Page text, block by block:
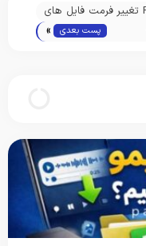
آموزش Format Factory تغییر فرمت فایل های
پست بعدی »